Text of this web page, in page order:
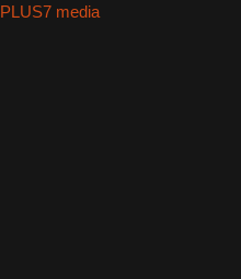
PLUS7 media